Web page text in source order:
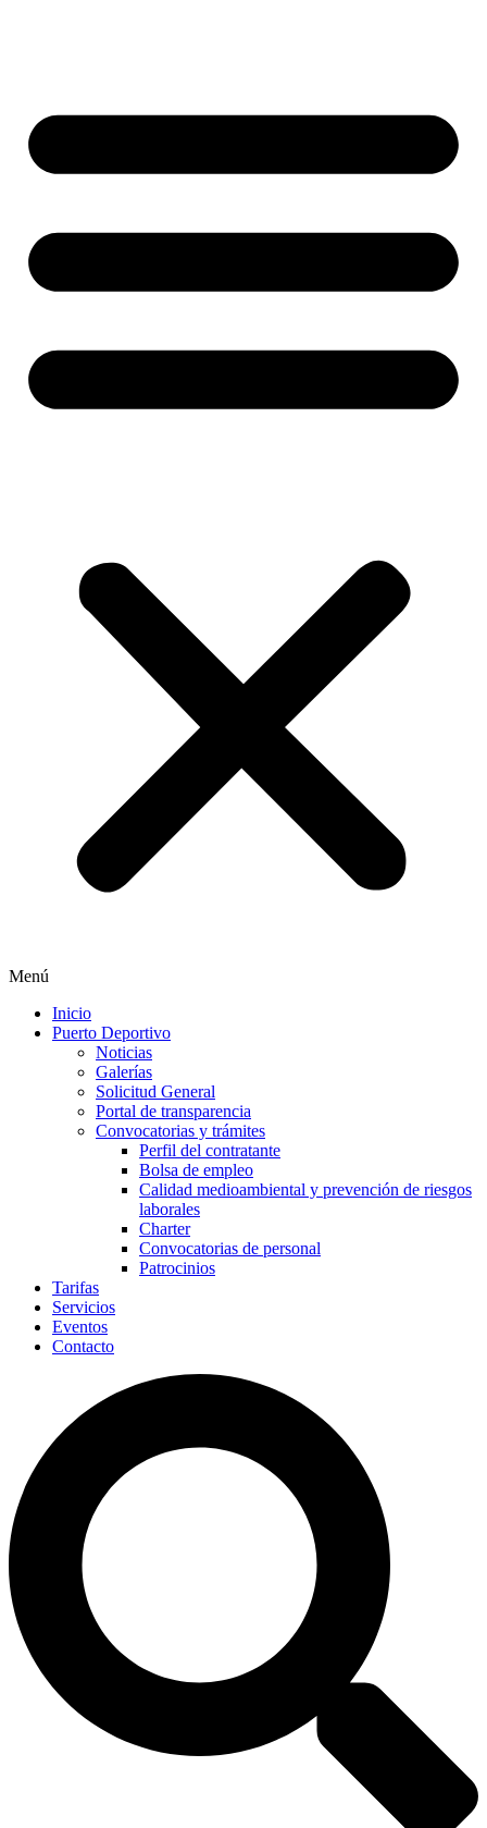
Menú
Inicio
Puerto Deportivo
Noticias
Galerías
Solicitud General
Portal de transparencia
Convocatorias y trámites
Perfil del contratante
Bolsa de empleo
Calidad medioambiental y prevención de riesgos
laborales
Charter
Convocatorias de personal
Patrocinios
Tarifas
Servicios
Eventos
Contacto